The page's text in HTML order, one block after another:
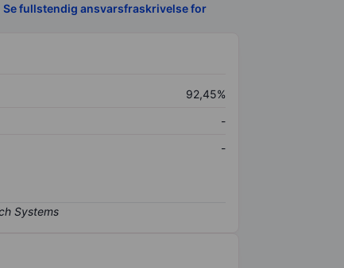
Se fullstendig ansvarsfraskrivelse for
92,45%
-
-